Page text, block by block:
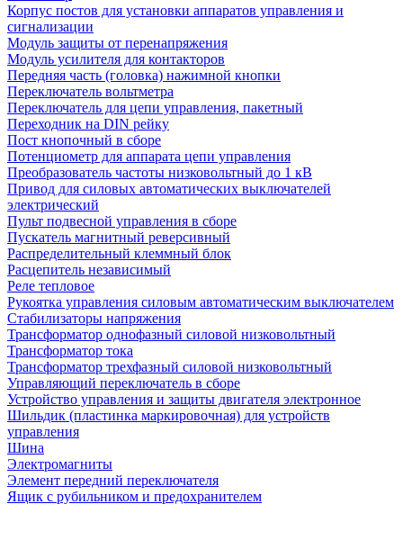
Корпус постов для установки аппаратов управления и
сигнализации
Модуль защиты от перенапряжения
Модуль усилителя для контакторов
Передняя часть (головка) нажимной кнопки
Переключатель вольтметра
Переключатель для цепи управления, пакетный
Переходник на DIN рейку
Пост кнопочный в сборе
Потенциометр для аппарата цепи управления
Преобразователь частоты низковольтный до 1 кВ
Привод для силовых автоматических выключателей
электрический
Пульт подвесной управления в сборе
Пускатель магнитный реверсивный
Распределительный клеммный блок
Расцепитель независимый
Реле тепловое
Рукоятка управления силовым автоматическим выключателем
Стабилизаторы напряжения
Трансформатор однофазный силовой низковольтный
Трансформатор тока
Трансформатор трехфазный силовой низковольтный
Управляющий переключатель в сборе
Устройство управления и защиты двигателя электронное
Шильдик (пластинка маркировочная) для устройств
управления
Шина
Электромагниты
Элемент передний переключателя
Ящик с рубильником и предохранителем